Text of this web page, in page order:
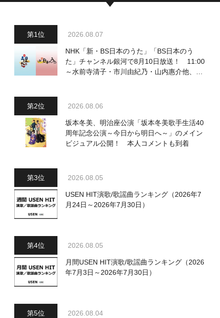
2026.08.07
NHK「新・BS日本のうた」「BS日本のう
た」チャンネル銀河で8月10日放送！ 11:00
～水前寺清子・市川由紀乃・山内惠介他、
2026.08.06
坂本冬美、明治座公演「坂本冬美歌手生活40
周年記念公演～今日から明日へ～」のメイン
ビジュアル公開！ 本人コメントも到着
2026.08.05
USEN HIT演歌/歌謡曲ランキング（2026年7
月24日～2026年7月30日）
2026.08.05
月間USEN HIT演歌/歌謡曲ランキング（2026
年7月3日～2026年7月30日）
2026.08.04